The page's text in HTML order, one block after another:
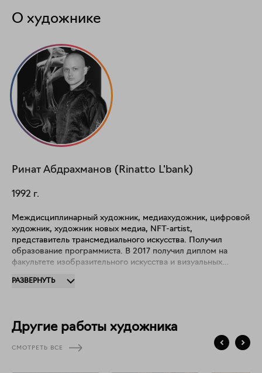
О художнике
Ринат Абдрахманов (Rinatto L'bank)
1992 г.
Междисциплинарный художник, медиахудожник, цифровой
художник, художник новых медиа, NFT-artist,
представитель трансмедиального искусства. Получил
образование программиста. В 2017 получил диплом на
факультете изобразительного искусства и визуальных
Работает в различных техниках и медиа. Участник
феноменологию человеческого тела через понятия красоты,
возвышенного и безобразного. Художник использует
взгляды постгуманизма, обличает темы техногенеза и роли
человека в системе природы. В 2016 году Ринат начал
РАЗВЕРНУТЬ
Другие работы художника
СМОТРЕТЬ ВСЕ